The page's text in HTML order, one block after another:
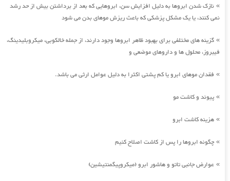
» نازک شدن ابروها به دلیل افزایش سن، ابروهایی که بعد از برداشتن بیش از حد رشد
نمی کنند، یا یک مشکل پزشکی که باعث ریزش موهای بدن می شود
» گزینه های مختلفی برای بهبود ظاهر ابروها وجود دارند، از جمله خالکوبی، میکروبلیدینگ،
فیبروز، محلول ها و داروهای موضعی و
» فقدان موهای ابرو یا کم پشتی اکثرا به دلیل عوامل ارثی می باشد.
» پیوند و کاشت مو
» هزینه کاشت ابرو
» چگونه ابروها را پس از کاشت اصلاح کنیم
» عوارض جانبی تاتو و هاشور ابرو (میکروپیگمنتیشین)